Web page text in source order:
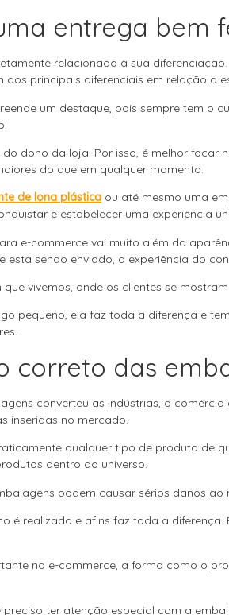
entrega bem
relacionado à sua
principais diferenciais em relação a
um destaque, pois sempre tem o
dono da loja. Por isso, é melhor
do que em qualquer momento.
de lona plástica ou até mesmo uma
e estabelecer uma experiência
e-commerce vai muito além da
sendo enviado, a experiência do
vivemos, onde os clientes se
pequeno, ela faz toda a diferença e
correto das
converteu as indústrias, o
inseridas no mercado.
qualquer tipo de produto de
dentro do universo.
podem causar sérios danos
é realizado e afins faz toda a
no e-commerce, a forma como o
ter atenção especial com a